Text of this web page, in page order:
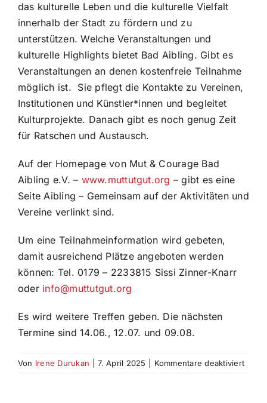
das kulturelle Leben und die kulturelle Vielfalt
innerhalb der Stadt zu fördern und zu
unterstützen. Welche Veranstaltungen und
kulturelle Highlights bietet Bad Aibling. Gibt es
Veranstaltungen an denen kostenfreie Teilnahme
möglich ist. Sie pflegt die Kontakte zu Vereinen,
Institutionen und Künstler*innen und begleitet
Kulturprojekte. Danach gibt es noch genug Zeit
für Ratschen und Austausch.
Auf der Homepage von Mut & Courage Bad
Aibling e.V. – www.muttutgut.org – gibt es eine
Seite Aibling – Gemeinsam auf der Aktivitäten und
Vereine verlinkt sind.
Um eine Teilnahmeinformation wird gebeten,
damit ausreichend Plätze angeboten werden
können: Tel. 0179 – 2233815 Sissi Zinner-Knarr
oder info@muttutgut.org
Es wird weitere Treffen geben. Die nächsten
Termine sind 14.06., 12.07. und 09.08.
Von Irene Durukan 7. April 2025 Kommentare deaktiviertfür